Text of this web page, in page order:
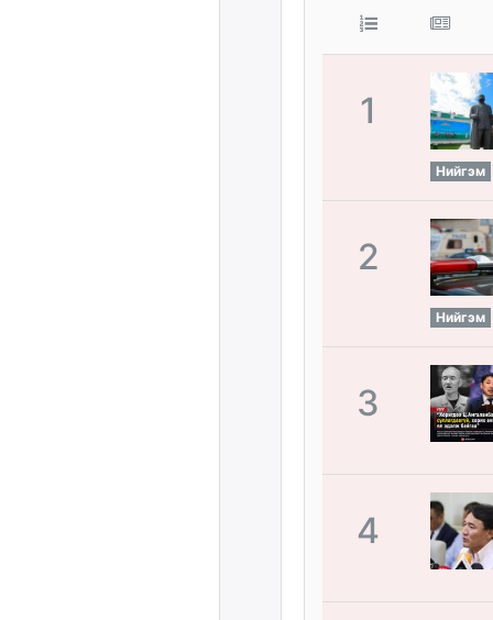
1
Нийгэм
2
Нийгэм
3
4